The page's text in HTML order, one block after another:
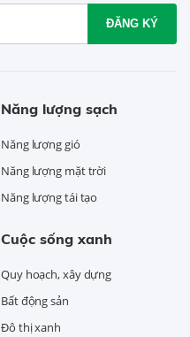
ĐĂNG KÝ
Năng lượng sạch
Năng lượng gió
Năng lượng mặt trời
Năng lượng tái tạo
Cuộc sống xanh
Quy hoạch, xây dựng
Bất động sản
Đô thị xanh